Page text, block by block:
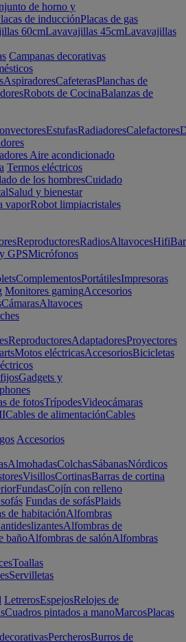
de horno y
de inducciónPlacas de gas
60cmLavavajillas 45cmLavavajillas
Campanas decorativas
AspiradoresCafeterasPlanchas de
Robots de CocinaBalanzas de
EstufasRadiadoresCalefactores
Aire acondicionado
Termos eléctricos
de los hombresCuidado
Salud y bienestar
vaporRobot limpiacristales
ReproductoresRadiosAltavocesHifi
GPSMicrófonos
ComplementosPortátilesImpresoras
Monitores gamingAccesorios
CámarasAltavoces
ReproductoresAdaptadoresProyectores
Motos eléctricasAccesoriosBicicletas
Gadgets y
de fotosTrípodesVideocámaras
Cables de alimentaciónCables
Accesorios
AlmohadasColchasSábanasNórdicos
VisillosCortinasBarras de cortina
FundasCojín con relleno
Fundas de sofásPlaids
de habitaciónAlfombras
Alfombras de
bañoAlfombras de salónAlfombras
Toallas
Servilletas
LetrerosEspejosRelojes de
Cuadros pintados a manoMarcosPlacas
PercherosBurros de